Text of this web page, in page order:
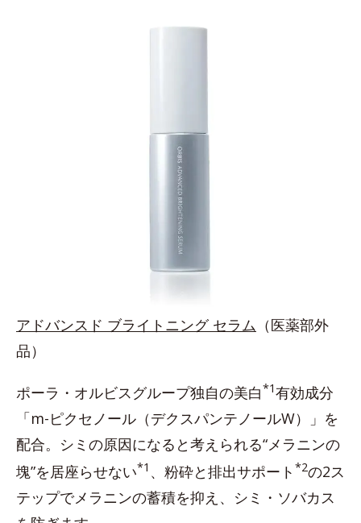
アドバンスド ブライトニング セラム （医薬部外
品）
ポーラ・オルビスグループ独自の美白*1有効成分
「m-ピクセノール（デクスパンテノールW）」を
配合。シミの原因になると考えられる“メラニンの
塊”を居座らせない*1 、粉砕と排出サポート *2の2ス
テップでメラニンの蓄積を抑え、シミ・ソバカス